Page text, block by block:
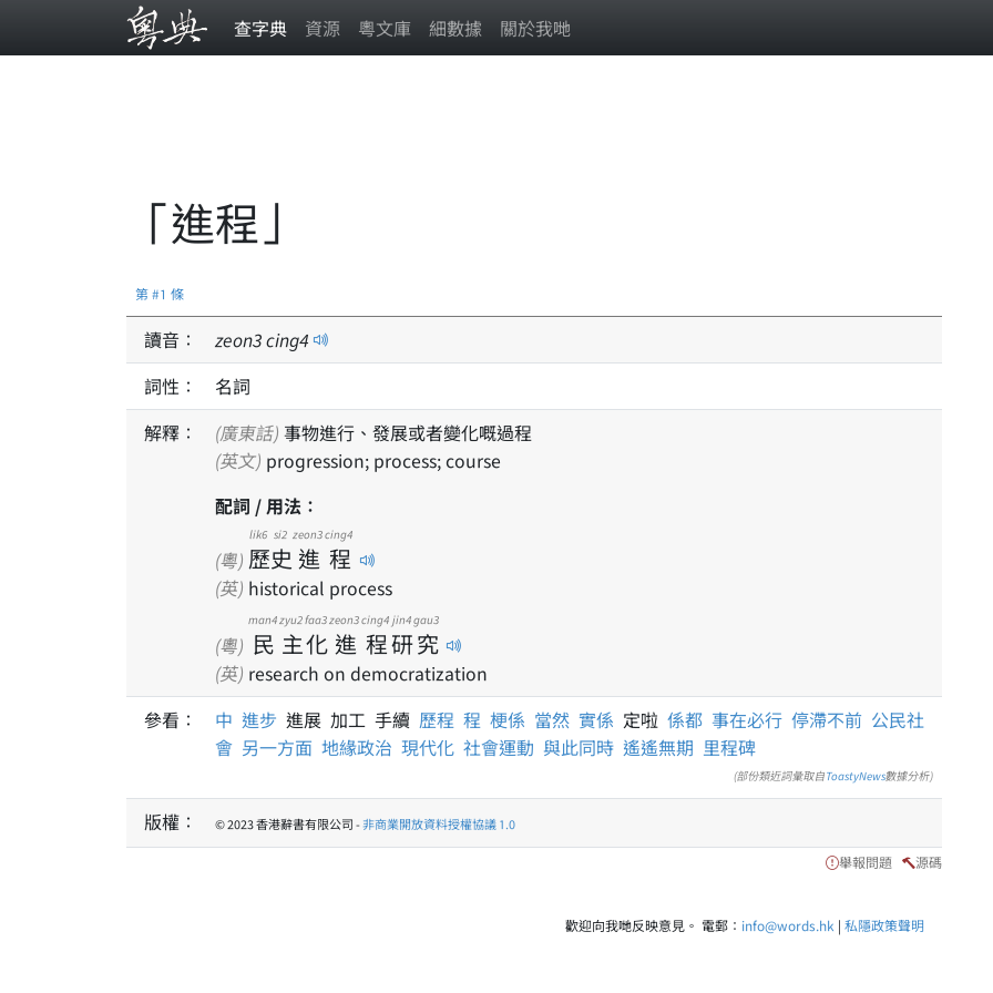
查字典 資源 粵文庫 細數據 關於我哋
「進程」
第 #1 條
讀音： zeon3cing4
詞性：
名詞
解釋：
(廣東話) 事物進行、發展或者變化嘅過程
(英文) progression; process; course
配詞 / 用法：
(粵) 歷
lik6
史
si2
進
zeon3
程
cing4
(英) historical process
(粵) 民
man4
主
zyu2
化
faa3
進
zeon3
程
cing4
研
jin4
究
gau3
(英) research on democratization
參看：
中 進步 進展 加工 手續 歷程 程 梗係 當然 實係 定啦 係都 事在必行 停滯不前 公民社
會 另一方面 地緣政治 現代化 社會運動 與此同時 遙遙無期 里程碑
(部份類近詞彙取自ToastyNews數據分析)
版權： © 2023 香港辭書有限公司 -非商業開放資料授權協議 1.0
舉報問題 源碼
歡迎向我哋反映意見。 電郵： info@words.hk | 私隱政策聲明